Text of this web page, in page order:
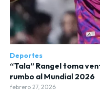
Deportes
“Tala” Rangel toma
rumbo al Mundial 2026
febrero 27, 2026